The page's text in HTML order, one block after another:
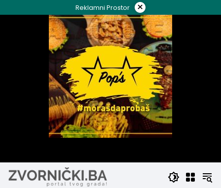
to
Reklamni Prostor ×